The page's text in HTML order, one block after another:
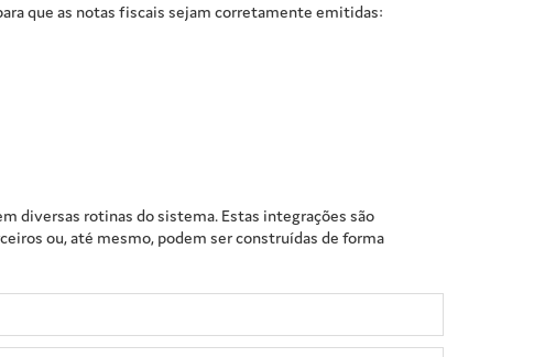
que as notas fiscais sejam corretamente emitidas:
diversas rotinas do sistema. Estas integrações são
ou, até mesmo, podem ser construídas de forma